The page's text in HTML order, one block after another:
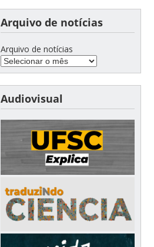
Arquivo de notícias
Arquivo de notícias
Audiovisual